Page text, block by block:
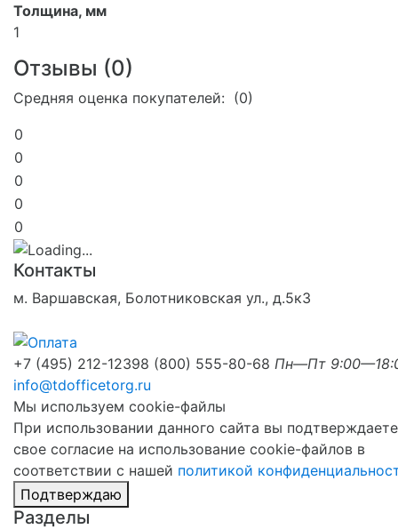
Толщина, мм
1
Отзывы (0)
Средняя оценка покупателей: (0)
0
0
0
0
0
Контакты
м. Варшавская, Болотниковская ул., д.5к3
+7 (495) 212-12398 (800) 555-80-68 Пн—Пт
info@tdofficetorg.ru
Мы используем cookie-файлы
При использовании данного сайта вы подтверждаете
свое согласие на использование cookie-файлов в
соответствии с нашей политикой
Подтверждаю
Разделы